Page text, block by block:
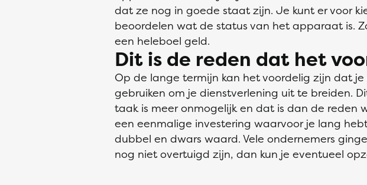
dat ze nog in goede staat zijn. Je kunt er voor
beoordelen wat de status van het apparaat is.
een heleboel geld.
Dit is de reden dat het
Op de lange termijn kan het voordelig zijn dat
gebruiken om je dienstverlening uit te breiden.
taak is meer onmogelijk en dat is dan de reden
een eenmalige investering waarvoor je lang
dubbel en dwars waard. Vele ondernemers
nog niet overtuigd zijn, dan kun je eventueel